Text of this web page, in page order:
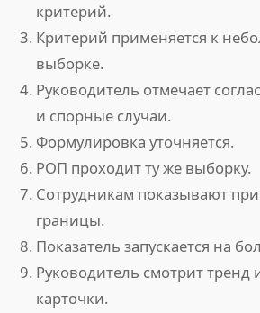
критерий.
Критерий применяется к
выборке.
Руководитель отмечает
и спорные случаи.
Формулировка уточняется.
РОП проходит ту же выборку.
Сотрудникам показывают
границы.
Показатель запускается на
Руководитель смотрит тренд
карточки.